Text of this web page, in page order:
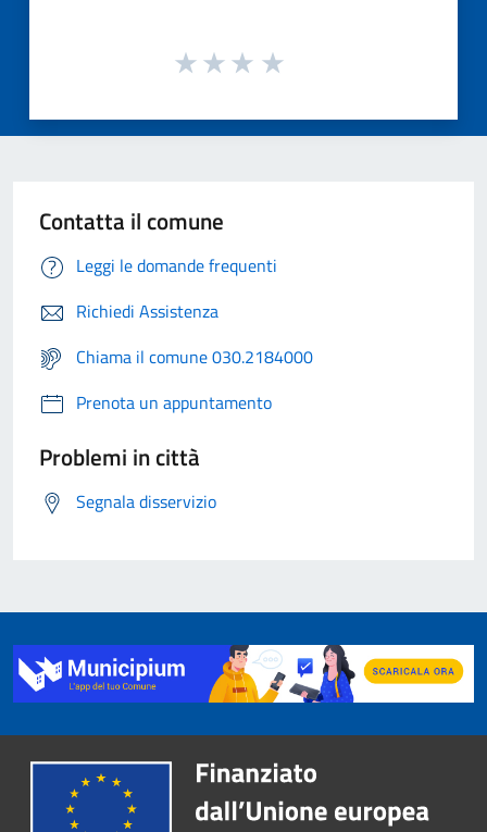
Contatta il comune
Leggi le domande frequenti
Richiedi Assistenza
Chiama il comune 030.2184000
Prenota un appuntamento
Problemi in città
Segnala disservizio